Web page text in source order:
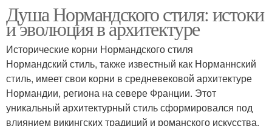
Душа Нормандского стиля: истоки
и эволюция в архитектуре
Исторические корни Нормандского стиля
Нормандский стиль, также известный как Норманнский
стиль, имеет свои корни в средневековой архитектуре
Нормандии, региона на севере Франции. Этот
уникальный архитектурный стиль сформировался под
влиянием викингских традиций и романского искусства.